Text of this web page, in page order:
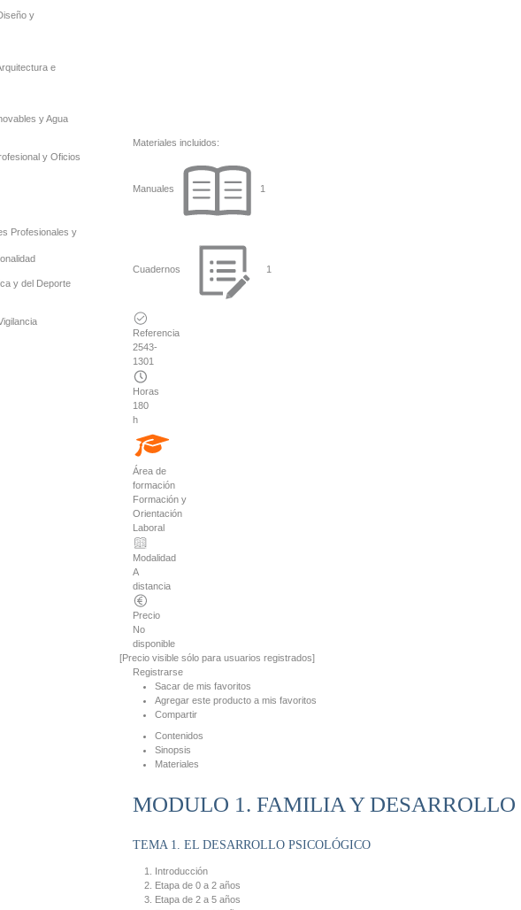
y
e
y Agua
y Oficios
Profesionales y
y del Deporte
Materiales incluidos:
Manuales 1
Cuadernos 1
Referencia
2543-
1301
Horas
180
h
Área de
formación
Formación y
Orientación
Laboral
Modalidad
A
distancia
Precio
No
disponible
[Precio visible sólo para usuarios registrados]
Registrarse
Sacar de mis favoritos
Agregar este producto a mis favoritos
Compartir
Contenidos
Sinopsis
Materiales
MODULO 1. FAMILIA Y DESARROLLO
TEMA 1. EL DESARROLLO PSICOLÓGICO
Introducción
Etapa de 0 a 2 años
Etapa de 2 a 5 años